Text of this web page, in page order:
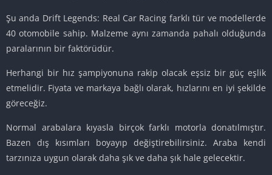
Şu anda Drift Legends: Real Car Racing farklı tür ve modellerde
40 otomobile sahip. Malzeme aynı zamanda pahalı olduğunda
paralarının bir faktörüdür.
Herhangi bir hız şampiyonuna rakip olacak eşsiz bir güç eşlik
etmelidir. Fiyata ve markaya bağlı olarak, hızlarını en iyi şekilde
göreceğiz.
Normal arabalara kıyasla birçok farklı motorla donatılmıştır.
Bazen dış kısımları boyayıp değiştirebilirsiniz. Araba kendi
tarzınıza uygun olarak daha şık ve daha şık hale gelecektir.